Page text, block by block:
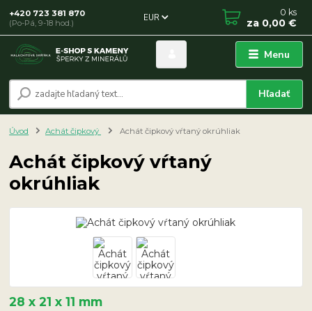
Menu
EUR
Hľadať
+420 723 381 870
(Po-Pá, 9-18 hod.)
0 ks
za 0,00 €
Úvod Achát čipkový Achát čipkový vŕtaný okrúhliak
Achát čipkový vŕtaný
okrúhliak
28 x 21 x 11 mm